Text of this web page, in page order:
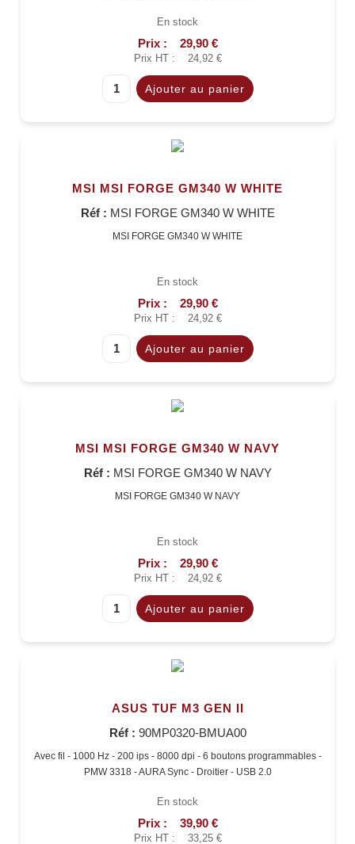
En stock
Prix : 29,90 €
Prix HT : 24,92 €
MSI MSI FORGE GM340 W WHITE
Réf : MSI FORGE GM340 W WHITE
MSI FORGE GM340 W WHITE
En stock
Prix : 29,90 €
Prix HT : 24,92 €
MSI MSI FORGE GM340 W NAVY
Réf : MSI FORGE GM340 W NAVY
MSI FORGE GM340 W NAVY
En stock
Prix : 29,90 €
Prix HT : 24,92 €
ASUS TUF M3 GEN II
Réf : 90MP0320-BMUA00
Avec fil - 1000 Hz - 200 ips - 8000 dpi - 6 boutons programmables -
PMW 3318 - AURA Sync - Droitier - USB 2.0
En stock
Prix : 39,90 €
Prix HT : 33,25 €